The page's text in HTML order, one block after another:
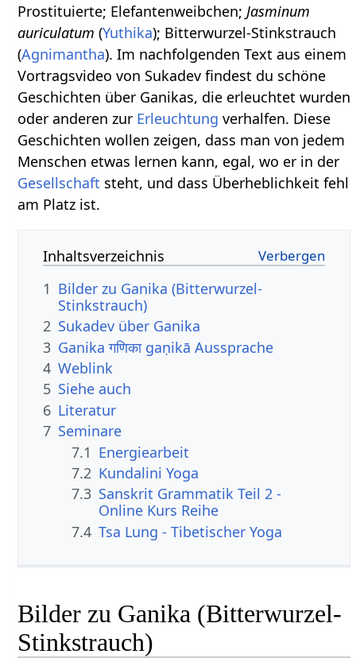
Prostituierte; Elefantenweibchen;Jasminum
auriculatum (Yuthika); Bitterwurzel-Stinkstrauch
(Agnimantha). Im nachfolgenden Text aus einem
Vortragsvideo von Sukadev findest du schöne
Geschichten über Ganikas, die erleuchtet wurden
oder anderen zur Erleuchtung verhalfen. Diese
Geschichten wollen zeigen, dass man von jedem
Menschen etwas lernen kann, egal, wo er in der
Gesellschaft steht, und dass Überheblichkeit fehl
am Platz ist.
Inhaltsverzeichnis
1 Bilder zu Ganika (Bitterwurzel-
Stinkstrauch)
2 Sukadev über Ganika
3 Ganika गणिका gaṇikā Aussprache
4 Weblink
5 Siehe auch
6 Literatur
7 Seminare
7.1 Energiearbeit
7.2 Kundalini Yoga
7.3 Sanskrit Grammatik Teil 2 -
Online Kurs Reihe
7.4 Tsa Lung - Tibetischer Yoga
Bilder zu Ganika (Bitterwurzel-
Stinkstrauch)